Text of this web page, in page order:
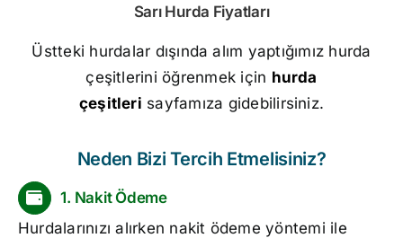
Sarı Hurda Fiyatları
Üstteki hurdalar dışında alım yaptığımız hurda
çeşitlerini öğrenmek için hurda
çeşitleri sayfamıza gidebilirsiniz.
Neden Bizi Tercih Etmelisiniz?
1. Nakit Ödeme
Hurdalarınızı alırken nakit ödeme yöntemi ile